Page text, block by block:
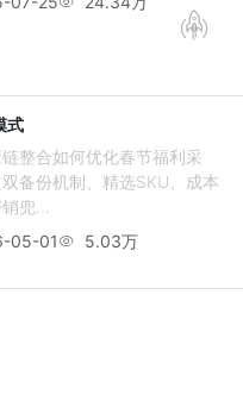
式
整合如何优化春节福利采
备份机制、精选SKU、成本
兜...
05-01
5.03万